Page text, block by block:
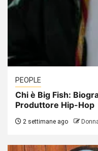
PEOPLE
Chi è Big Fish:
Produttore Hip-Hop
2 settimane ago